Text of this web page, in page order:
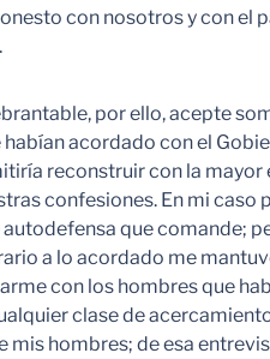
con nosotros y con
por ello, acepte
acordado con el
reconstruir con la
confesiones. En mi
autodefensa que
a lo acordado me
con los hombres que
clase de
hombres; de esa